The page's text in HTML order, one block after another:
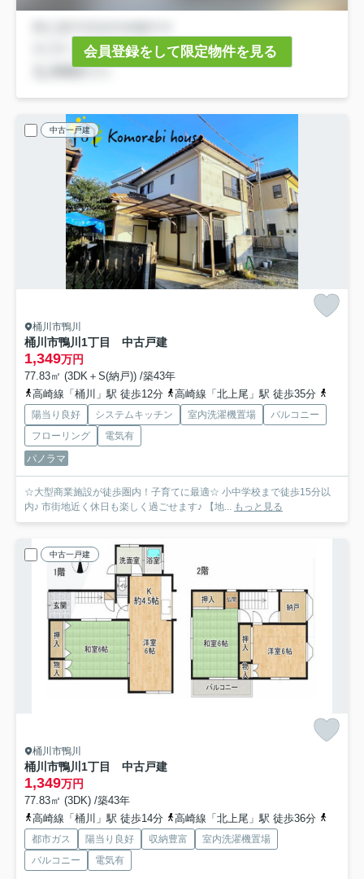
会員登録をして限定物件を見る
中古一戸建
桶川市鴨川
桶川市鴨川1丁目 中古戸建
1,349万円
77.83㎡ (3DK＋S(納戸)) /築43年
高崎線「桶川」駅 徒歩12分
高崎線「北上尾」駅 徒歩35分
陽当り良好 システムキッチン 室内洗濯機置場
バルコニー
フローリング
電気有
パノラマ
☆大型商業施設が徒歩圏内！子育てに最適☆ 小中学校まで徒歩15分以
内♪ 市街地近く休日も楽しく過ごせます♪ 【地... もっと見る
中古一戸建
桶川市鴨川
桶川市鴨川1丁目 中古戸建
1,349万円
77.83㎡ (3DK) /築43年
高崎線「桶川」駅 徒歩14分
高崎線「北上尾」駅 徒歩36分
都市ガス 陽当り良好 収納豊富
室内洗濯機置場
バルコニー
電気有